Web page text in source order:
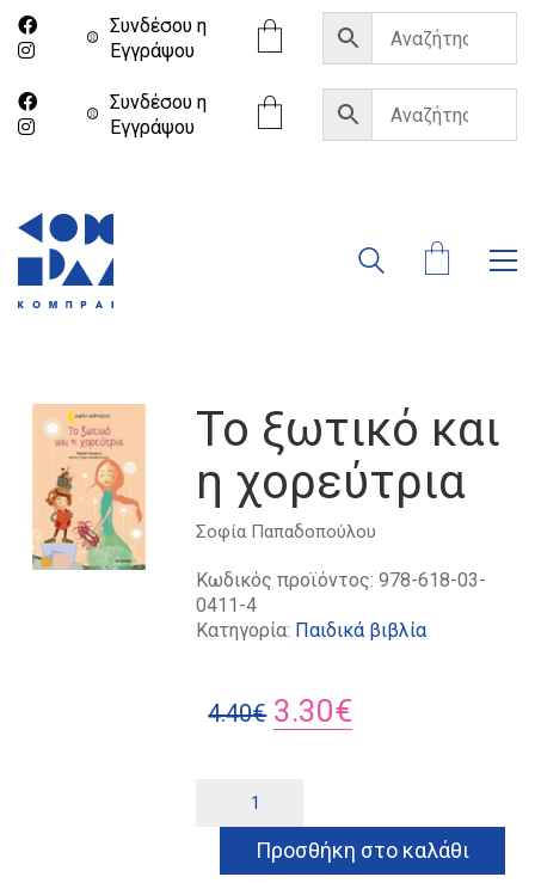
Συνδέσου η
Eγγράψου
Συνδέσου η
Eγγράψου
Το ξωτικό και
η χορεύτρια
Σοφία Παπαδοπούλου
Κωδικός προϊόντος:978-618-03-
0411-4
Κατηγορία: Παιδικά βιβλία
4.40€ Original
4.40€.
3.30€
είναι:
3.30€.
και
Προσθήκη στο καλάθι